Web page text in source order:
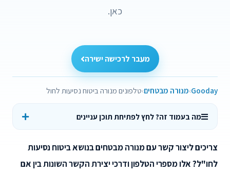
כאן.
מעבר לרכישה ישירה
Gooday מנורה מבטחים טלפונים מנורה ביטוח נסיעות לחול
מה בעמוד זה? לחץ לפתיחת תוכן עניינים
צריכים ליצור קשר עם מנורה מבטחים בנושא ביטוח נסיעות
לחו"ל? אלו מספרי הטלפון ודרכי יצירת הקשר השונות בין אם